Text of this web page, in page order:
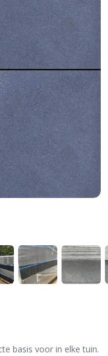
basis voor in elke tuin.